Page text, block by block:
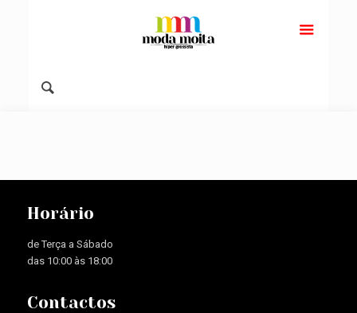
Horário
de Terça a Sábado
das 10:00 às 18:00
Contactos